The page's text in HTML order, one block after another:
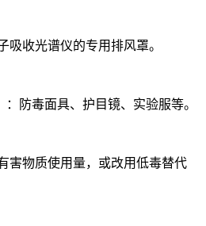
收光谱仪的专用排风罩。
防毒面具、护目镜、实验服等。
物质使用量，或改用低毒替代